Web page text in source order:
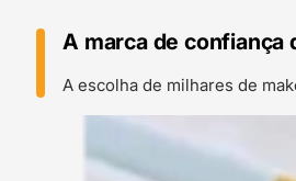
A marca de confiança
A escolha de milhares de